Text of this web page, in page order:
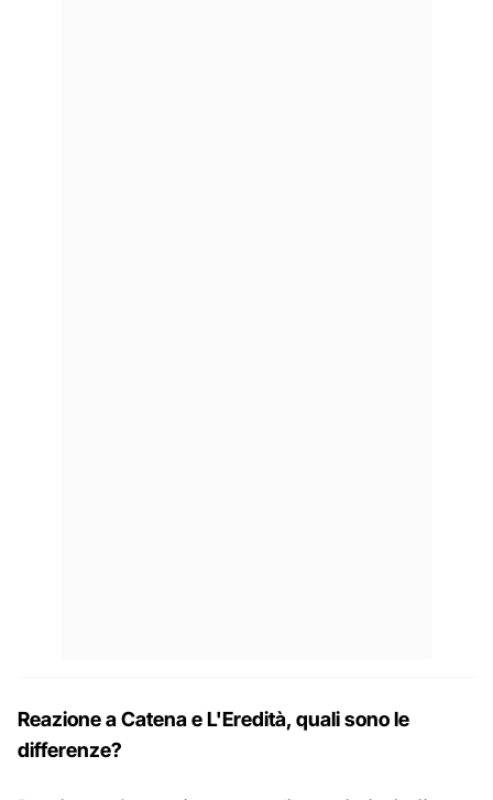
Reazione a Catena e L'Eredità, quali sono le
differenze?